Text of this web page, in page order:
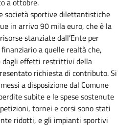
società sportive dilettantistiche
in arrivo 90 mila euro, che è la
stanziate dall’Ente per
a quelle realtà che,
dagli effetti restrittivi della
richiesta di contributo. Si
a disposizione dal Comune
subite e le spese sostenute
tornei e corsi sono stati
ridotti, e gli impianti sportivi